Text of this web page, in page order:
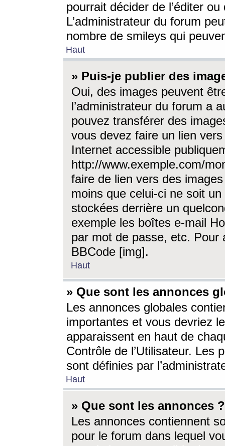
pourrait décider de l’éditer
L’administrateur du forum
nombre de smileys qui
Haut
» Puis-je publier des
Oui, des images peuvent
l’administrateur du forum a
pouvez transférer des
vous devez faire un lien
Internet accessible
http://www.exemple.com/
faire de lien vers des
moins que celui-ci ne soit
stockées derrière un
exemple les boîtes e-mail
par mot de passe, etc. Pour
BBCode [img].
Haut
» Que sont les annonces
Les annonces globales
importantes et vous devriez
apparaissent en haut de
Contrôle de l’Utilisateur. Les
sont définies par
Haut
» Que sont les annonces ?
Les annonces contiennent
pour le forum dans lequel